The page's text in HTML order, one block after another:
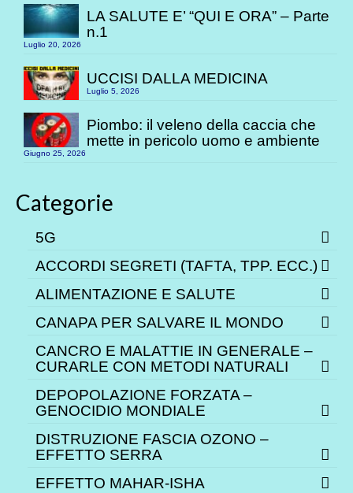
LA SALUTE E’ “QUI E ORA” – Parte
n.1
Luglio 20, 2026
UCCISI DALLA MEDICINA
Luglio 5, 2026
Piombo: il veleno della caccia che
mette in pericolo uomo e ambiente
Giugno 25, 2026
Categorie
5G
ACCORDI SEGRETI (TAFTA, TPP. ECC.)
ALIMENTAZIONE E SALUTE
CANAPA PER SALVARE IL MONDO
CANCRO E MALATTIE IN GENERALE –
CURARLE CON METODI NATURALI
DEPOPOLAZIONE FORZATA –
GENOCIDIO MONDIALE
DISTRUZIONE FASCIA OZONO –
EFFETTO SERRA
EFFETTO MAHAR-ISHA